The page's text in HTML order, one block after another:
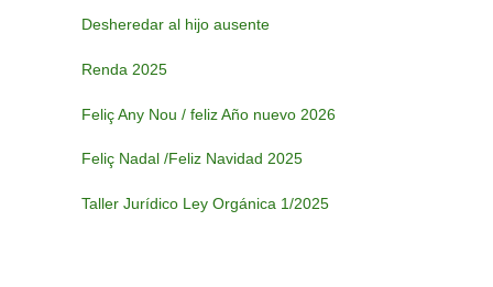
Desheredar al hijo ausente
Renda 2025
Feliç Any Nou / feliz Año nuevo 2026
Feliç Nadal /Feliz Navidad 2025
Taller Jurídico Ley Orgánica 1/2025